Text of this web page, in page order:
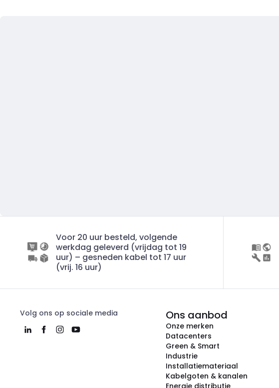
Voor 20 uur besteld, volgende
werkdag geleverd (vrijdag tot 19
uur) – gesneden kabel tot 17 uur
(vrij. 16 uur)
Volg ons op sociale media Ons aanbod
Onze merken
Datacenters
Green & Smart
Industrie
Installatiemateriaal
Kabelgoten & kanalen
Energie distributie